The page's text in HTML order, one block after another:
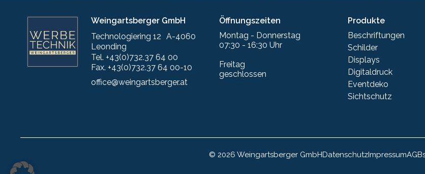
Weingartsberger GmbH
Technologiering 12 A-4060
Leonding
Tel. +43(0)732.37 64 00
Fax. +43(0)732.37 64 00-10
office@weingartsberger.at
Öffnungszeiten
Montag - Donnerstag
07:30 - 16:30 Uhr
Freitag
geschlossen
Produkte
Beschriftungen
Schilder
Displays
Digitaldruck
Eventdeko
Sichtschutz
© 2026 Weingartsberger GmbHDatenschutzImpressum